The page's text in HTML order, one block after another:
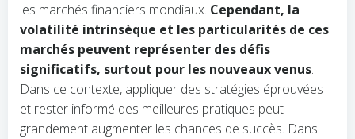
les marchés financiers mondiaux. Cependant, la
volatilité intrinsèque et les particularités de ces
marchés peuvent représenter des défis
significatifs, surtout pour les nouveaux venus.
Dans ce contexte, appliquer des stratégies éprouvées
et rester informé des meilleures pratiques peut
grandement augmenter les chances de succès. Dans